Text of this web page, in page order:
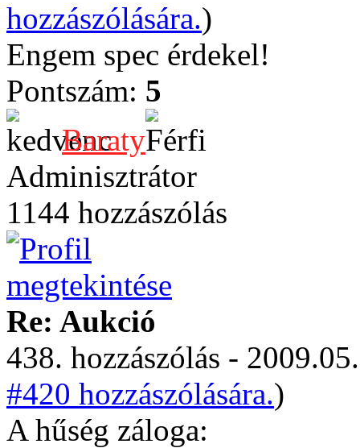
hozzászólására.)
Engem spec érdekel!
Pontszám: 5
Baraty
Adminisztrátor
1144 hozzászólás
Re: Aukció
438. hozzászólás -
#420 hozzászólására.)
A hűség záloga: